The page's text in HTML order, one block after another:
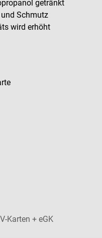
getränkt
Schmutz
wird erhöht
Karten + eGK